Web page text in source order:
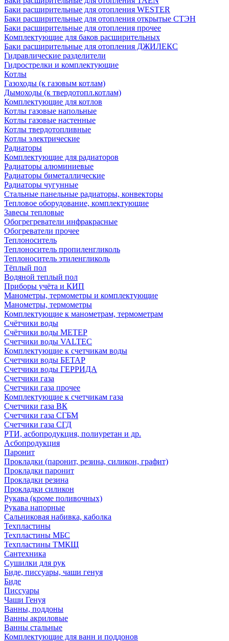
Баки расширительные для отопления WESTER
Баки расширительные для отопления открытые СТЭН
Баки расширительные для отопления прочее
Комплектующие для баков расширительных
Баки расширительные для отопления ДЖИЛЕКС
Гидравлические разделители
Гидрострелки и комплектующие
Котлы
Газоходы (к газовым котлам)
Дымоходы (к твердотопл.котлам)
Комплектующие для котлов
Котлы газовые напольные
Котлы газовые настенные
Котлы твердотопливные
Котлы электрические
Радиаторы
Комплектующие для радиаторов
Радиаторы алюминиевые
Радиаторы биметаллические
Радиаторы чугунные
Стальные панельные радиаторы, конвекторы
Тепловое оборудование, комплектующие
Завесы тепловые
Обогрегреватели инфракрасные
Обогреватели прочее
Теплоноситель
Теплоноситель пропиленгликоль
Теплоноситель этиленгликоль
Тёплый пол
Водяной теплый пол
Приборы учёта и КИП
Манометры, термометры и комплектующие
Манометры, термометры
Комплектующие к манометрам, термометрам
Счётчики воды
Счётчики воды МЕТЕР
Счетчики воды VALTEC
Комплектующие к счетчикам воды
Счетчики воды БЕТАР
Счетчики воды ГЕРРИДА
Счетчики газа
Счетчики газа прочее
Комплектующие к счетчикам газа
Счетчики газа ВК
Счетчики газа СГБМ
Счетчики газа СГД
РТИ, асбопродукция, полиуретан и др.
Асбопродукция
Паронит
Прокладки (паронит, резина, силикон, графит)
Прокладки паронит
Прокладки резина
Прокладки силикон
Рукава (кроме поливочных)
Рукава напорные
Сальниковая набивка, каболка
Техпластины
Техпластины МБС
Техпластины ТМКЩ
Сантехника
Сушилки для рук
Биде, писсуары, чаши генуя
Биде
Писсуары
Чаши Генуя
Ванны, поддоны
Ванны акриловые
Ванны стальные
Комплектующие для ванн и поддонов